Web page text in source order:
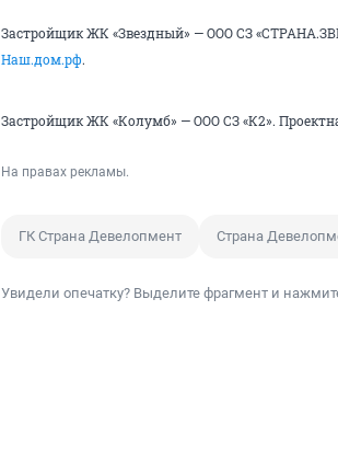
Застройщик ЖК «Звездный» — ООО СЗ
Наш.дом.рф.
Застройщик ЖК «Колумб» — ООО СЗ «К2».
На правах рекламы.
ГК Страна Девелопмент Страна
Увидели опечатку? Выделите фрагмент и